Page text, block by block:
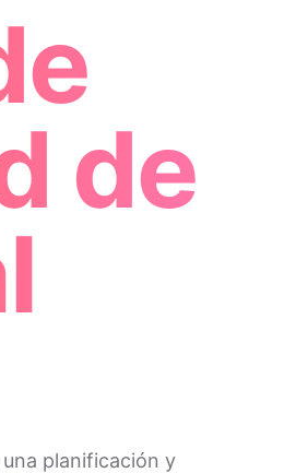
de
planificación y